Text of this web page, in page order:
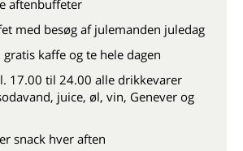
aftenbuffeter
med besøg af julemanden juledag
kaffe og te hele dagen
17.00 til 24.00 alle drikkevarer
juice, øl, vin, Genever og
snack hver aften